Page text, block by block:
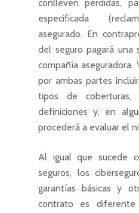
conlleven pérdidas,
especificada
asegurado. En
del seguro pagará una
compañía
por ambas partes
tipos de coberturas,
definiciones y, en
procederá a evaluar el
Al igual que sucede
seguros, los
garantías básicas y
contrato es